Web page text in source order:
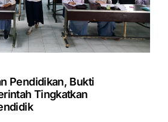
Pendidikan, Bukti
Tingkatkan